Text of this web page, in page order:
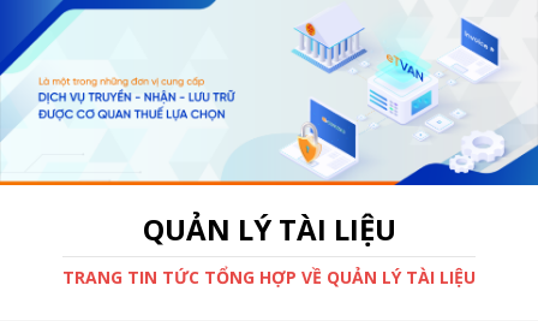
QUẢN LÝ TÀI LIỆU
TRANG TIN TỨC TỔNG HỢP VỀ QUẢN LÝ TÀI LIỆU